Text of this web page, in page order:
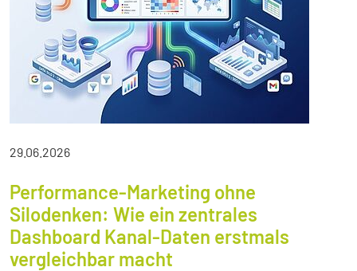
29.06.2026
Performance-Marketing ohne
Silodenken: Wie ein zentrales
Dashboard Kanal-Daten erstmals
vergleichbar macht